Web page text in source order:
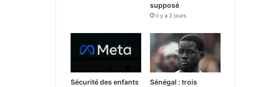
supposé
il y a 2 jours
Sécurité des enfants
Sénégal : trois